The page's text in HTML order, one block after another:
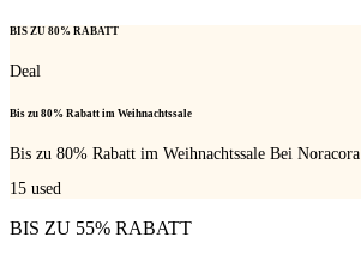
BIS ZU 80% RABATT
Deal
Bis zu 80% Rabatt im Weihnachtssale
Bis zu 80% Rabatt im Weihnachtssale Bei Noracora
15 used
BIS ZU 55% RABATT